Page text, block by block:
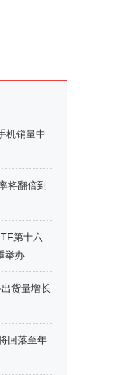
机销量中
将翻倍到
第十六
举办
货量增长
回落至年